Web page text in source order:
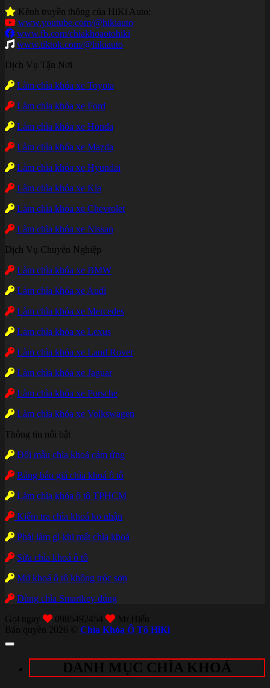
Kênh truyền thông của HiKi Auto:
www.youtube.com/@hikiauto
www.fb.com/chiakhoaotohiki
www.tiktok.com/@hikiauto
Dịch Vụ Tận Nơi
Làm chìa khóa xe Toyota
Làm chìa khóa xe Ford
Làm chìa khóa xe Honda
Làm chìa khóa xe Mazda
Làm chìa khóa xe Hyundai
Làm chìa khóa xe Kia
Làm chìa khóa xe Chevrolet
Làm chìa khóa xe Nissan
Dịch Vụ Chuyên Nghiệp
Làm chìa khóa xe BMW
Làm chìa khóa xe Audi
Làm chìa khóa xe Mercedes
Làm chìa khóa xe Lexus
Làm chìa khóa xe Land Rover
Làm chìa khóa xe Jaguar
Làm chìa khóa xe Porsche
Làm chìa khóa xe Volkswagen
Thông tin nổi bật
Đổi mẫu chìa khoá cảm ứng
Bảng báo giá chìa khoá ô tô
Làm chìa khóa ô tô TPHCM
Kiểm tra chìa khoá ko nhận
Phải làm gì khi mất chìa khoá
Sửa chìa khoá ô tô
Mở khoá ô tô không tróc sơn
Dùng chìa Smartkey đúng
Gọi ngay
0985492454
Mr.Hiếu
Bản quyền 2026 © Chìa Khóa Ô Tô HiKi
DANH MỤC CHÌA KHOÁ